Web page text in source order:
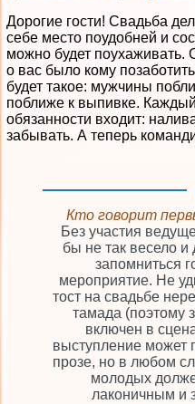
Дорогие гости! Свадьба
себе место поудобней и
можно будет поухаживать.
о вас было кому
будет такое: мужчины
поближе к выпивке.
обязанности входит:
забывать. А теперь
Кто говорит
Без участия
бы не так весело
запомниться
мероприятие. Не
тост на свадьбе
тамада (поэтому
включен в
выступление может
прозе, но в любом
молодых
лаконичным и